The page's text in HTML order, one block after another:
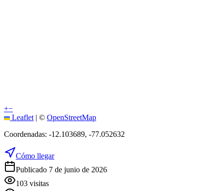
+−
Leaflet | © OpenStreetMap
Coordenadas: -12.103689, -77.052632
Cómo llegar
Publicado 7 de junio de 2026
103 visitas